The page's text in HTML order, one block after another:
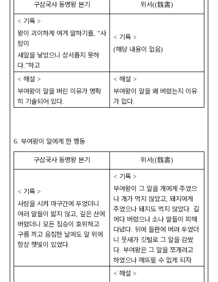
구삼국사 동명왕 본기 위서((魏書)
< 기록 >
왕이 괴이하게 여겨 말하기를, “사
람이
새알을 낳았으니 상서롭지 못하
다.”하고
< 기록 >
(해당 내용이 없음)
< 해설 >
부여왕이 알을 버린 이유가 명확
히 기술되어 있다.
< 해설 >
부여왕이 알을 왜 버렸는지 이유
가 없다.
6. 부여왕이 알에게 한 행동
구삼국사 동명왕 본기 위서((魏書)
< 기록 >
사람을 시켜 마구간에 두었더니
여러 말들이 밟지 않고, 깊은 산에
버렸더니 모든 짐승이 호위하고
구름 끼고 음침한 날에도 알 위에
항상 햇빛이 있었다.
< 기록 >
부여왕이 그 알을 개에게 주었으
나 개가 먹지 않았고, 돼지에게
주었으나 돼지도 먹지 않았다. 길
에다 버렸으나 소나 말들이 피해
다녔다. 뒤에 들판에 버려 두었더
니 뭇새가 깃털로 그 알을 감쌌
다. 부여왕은 그 알을 쪼개려고
하였으나 깨뜨릴 수 없게 되자
< 해설 >